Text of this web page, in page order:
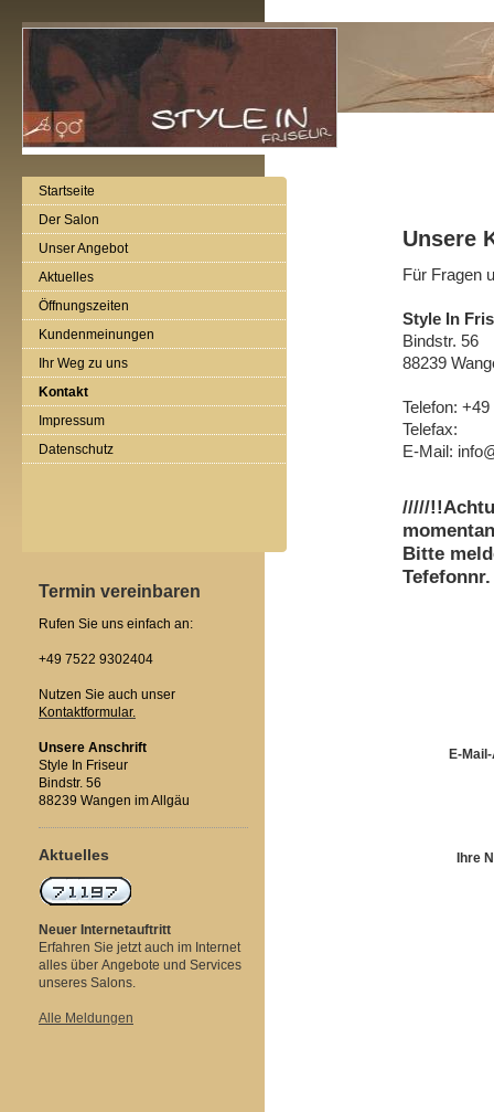
Unsere
Für Fragen
Style In
Bindstr. 56
88239
Telefon:
Telefax:
E-Mail:
/////
Bitte
Tefefonnr.
E-
Ihre
Startseite
Der Salon
Unser Angebot
Aktuelles
Öffnungszeiten
Kundenmeinungen
Ihr Weg zu uns
Kontakt
Impressum
Datenschutz
Termin vereinbaren
Rufen Sie uns einfach an:
+49 7522 9302404
Nutzen Sie auch unser
Kontaktformular.
Unsere Anschrift
Style In Friseur
Bindstr. 56
88239 Wangen im Allgäu
Aktuelles
Neuer Internetauftritt
Erfahren Sie jetzt auch im Internet
alles über Angebote und Services
unseres Salons.
Alle Meldungen